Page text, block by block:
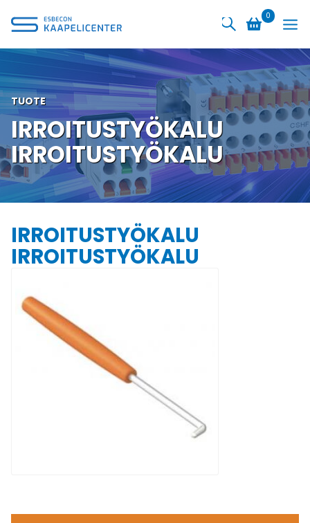
sisältöön
0
TUOTE
IRROITUSTYÖKALU
IRROITUSTYÖKALU
IRROITUSTYÖKALU
IRROITUSTYÖKALU